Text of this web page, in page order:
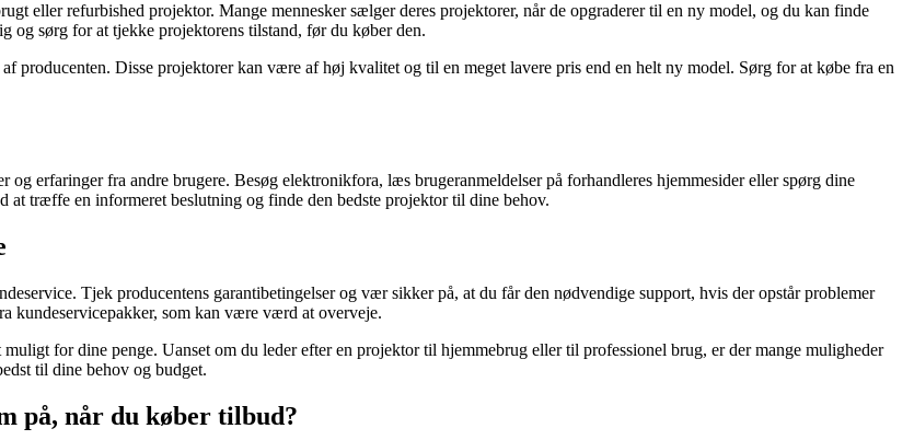
eller refurbished projektor. Mange mennesker sælger deres projektorer, når de opgraderer til en ny model, og du kan finde
sørg for at tjekke projektorens tilstand, før du køber den.
producenten. Disse projektorer kan være af høj kvalitet og til en meget lavere pris end en helt ny model. Sørg for at købe fra en
erfaringer fra andre brugere. Besøg elektronikfora, læs brugeranmeldelser på forhandleres hjemmesider eller spørg dine
træffe en informeret beslutning og finde den bedste projektor til dine behov.
Tjek producentens garantibetingelser og vær sikker på, at du får den nødvendige support, hvis der opstår problemer
kundeservicepakker, som kan være værd at overveje.
for dine penge. Uanset om du leder efter en projektor til hjemmebrug eller til professionel brug, er der mange muligheder
til dine behov og budget.
på, når du køber tilbud?